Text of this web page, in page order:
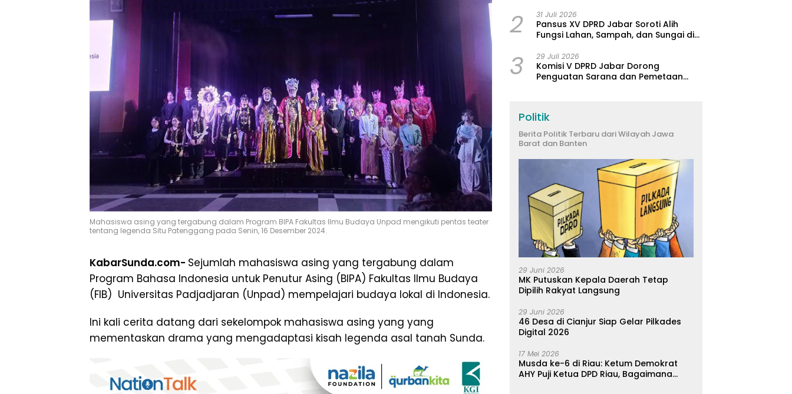
Mahasiswa asing yang tergabung dalam Program BIPA Fakultas Ilmu Budaya Unpad mengikuti pentas teater
tentang legenda Situ Patenggang pada Senin, 16 Desember 2024.
KabarSunda.com- Sejumlah mahasiswa asing yang tergabung dalam
Program Bahasa Indonesia untuk Penutur Asing (BIPA) Fakultas Ilmu Budaya
(FIB) Universitas Padjadjaran (Unpad) mempelajari budaya lokal di Indonesia.
Ini kali cerita datang dari sekelompok mahasiswa asing yang yang
mementaskan drama yang mengadaptasi kisah legenda asal tanah Sunda.
2 31 Juli 2026
Pansus XV DPRD Jabar Soroti Alih
Fungsi Lahan, Sampah, dan Sungai di
3 29 Juli 2026
Komisi V DPRD Jabar Dorong
Penguatan Sarana dan Pemetaan
Politik
Berita Politik Terbaru dari Wilayah Jawa
Barat dan Banten
29 Juni 2026
MK Putuskan Kepala Daerah Tetap
Dipilih Rakyat Langsung
29 Juni 2026
46 Desa di Cianjur Siap Gelar Pilkades
Digital 2026
17 Mei 2026
Musda ke-6 di Riau: Ketum Demokrat
AHY Puji Ketua DPD Riau, Bagaimana